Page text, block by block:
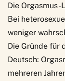
Die Orgasmus-
Bei
weniger
Die Gründe für
Deutsch:
mehreren